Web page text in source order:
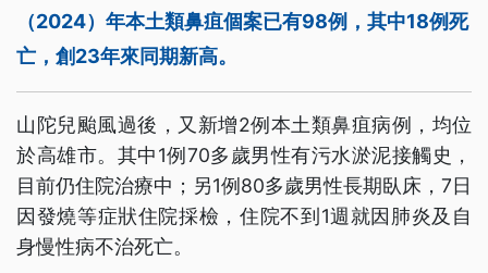
（2024）年本土類鼻疽個案已有98例，其中18例死
亡，創23年來同期新高。
山陀兒颱風過後，又新增2例本土類鼻疽病例，均位
於高雄市。其中1例70多歲男性有污水淤泥接觸史，
目前仍住院治療中；另1例80多歲男性長期臥床，7日
因發燒等症狀住院採檢，住院不到1週就因肺炎及自
身慢性病不治死亡。